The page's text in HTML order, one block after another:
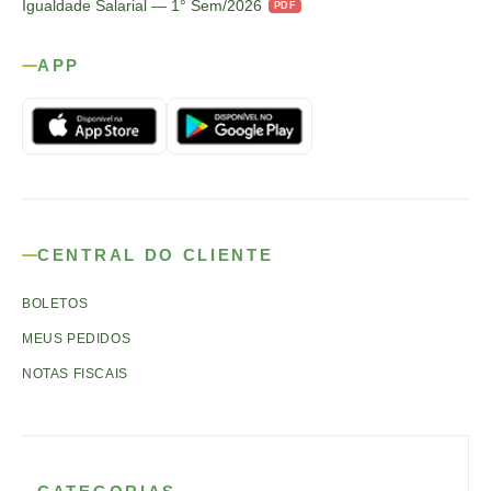
Igualdade Salarial — 1° Sem/2026 PDF
APP
CENTRAL DO CLIENTE
BOLETOS
MEUS PEDIDOS
NOTAS FISCAIS